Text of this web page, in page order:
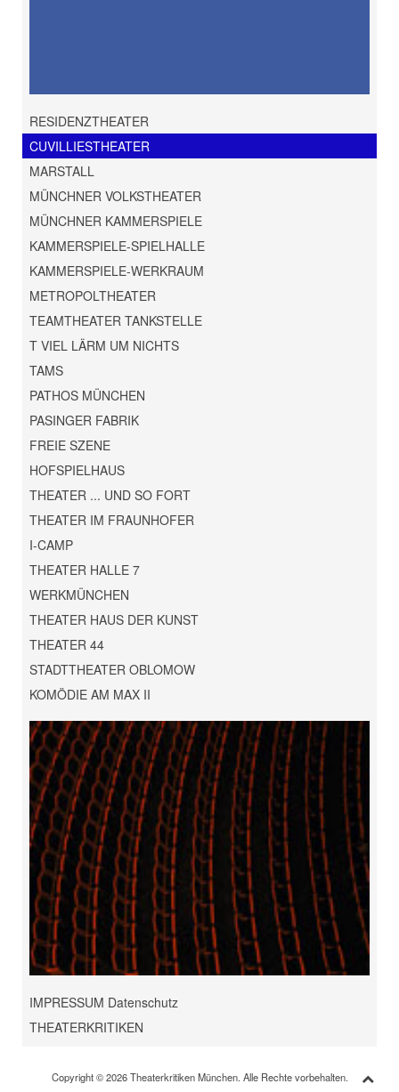
RESIDENZTHEATER
CUVILLIESTHEATER
MARSTALL
MÜNCHNER VOLKSTHEATER
MÜNCHNER KAMMERSPIELE
KAMMERSPIELE-SPIELHALLE
KAMMERSPIELE-WERKRAUM
METROPOLTHEATER
TEAMTHEATER TANKSTELLE
T VIEL LÄRM UM NICHTS
TAMS
PATHOS MÜNCHEN
PASINGER FABRIK
FREIE SZENE
HOFSPIELHAUS
THEATER ... UND SO FORT
THEATER IM FRAUNHOFER
I-CAMP
THEATER HALLE 7
WERKMÜNCHEN
THEATER HAUS DER KUNST
THEATER 44
STADTTHEATER OBLOMOW
KOMÖDIE AM MAX II
IMPRESSUM Datenschutz
THEATERKRITIKEN
Copyright © 2026 Theaterkritiken München. Alle Rechte vorbehalten.